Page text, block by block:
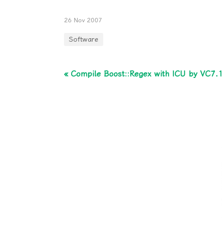
26 Nov 2007
Software
« Compile Boost::Regex with ICU by VC7.1